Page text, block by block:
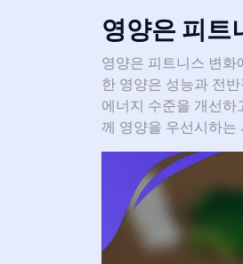
영양은 피트
영양은 피트니스 변화
한 영양은 성능과 전
에너지 수준을 개선
께 영양을 우선시하는